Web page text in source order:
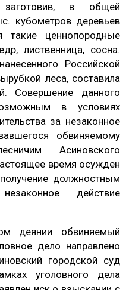
заготовив, в общей
кубометров деревьев
такие ценнопородные
лиственница, сосна.
Российской
леса, составила
Совершение данного
в условиях
за незаконное
обвиняемому
Асиновского
время осужден
должностным
действие
деянии обвиняемый
дело направлено
городской суд
уголовного дела